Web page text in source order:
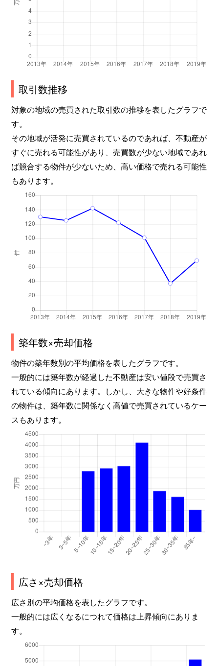
取引数推移
対象の地域の売買された取引数の推移を表したグラフで
す。
その地域が活発に売買されているのであれば、不動産が
すぐに売れる可能性があり、売買数が少ない地域であれ
ば競合する物件が少ないため、高い価格で売れる可能性
もあります。
築年数×売却価格
物件の築年数別の平均価格を表したグラフです。
一般的には築年数が経過した不動産は安い値段で売買さ
れている傾向にあります。しかし、大きな物件や好条件
の物件は、築年数に関係なく高値で売買されているケー
スもあります。
広さ×売却価格
広さ別の平均価格を表したグラフです。
一般的には広くなるにつれて価格は上昇傾向にありま
す。